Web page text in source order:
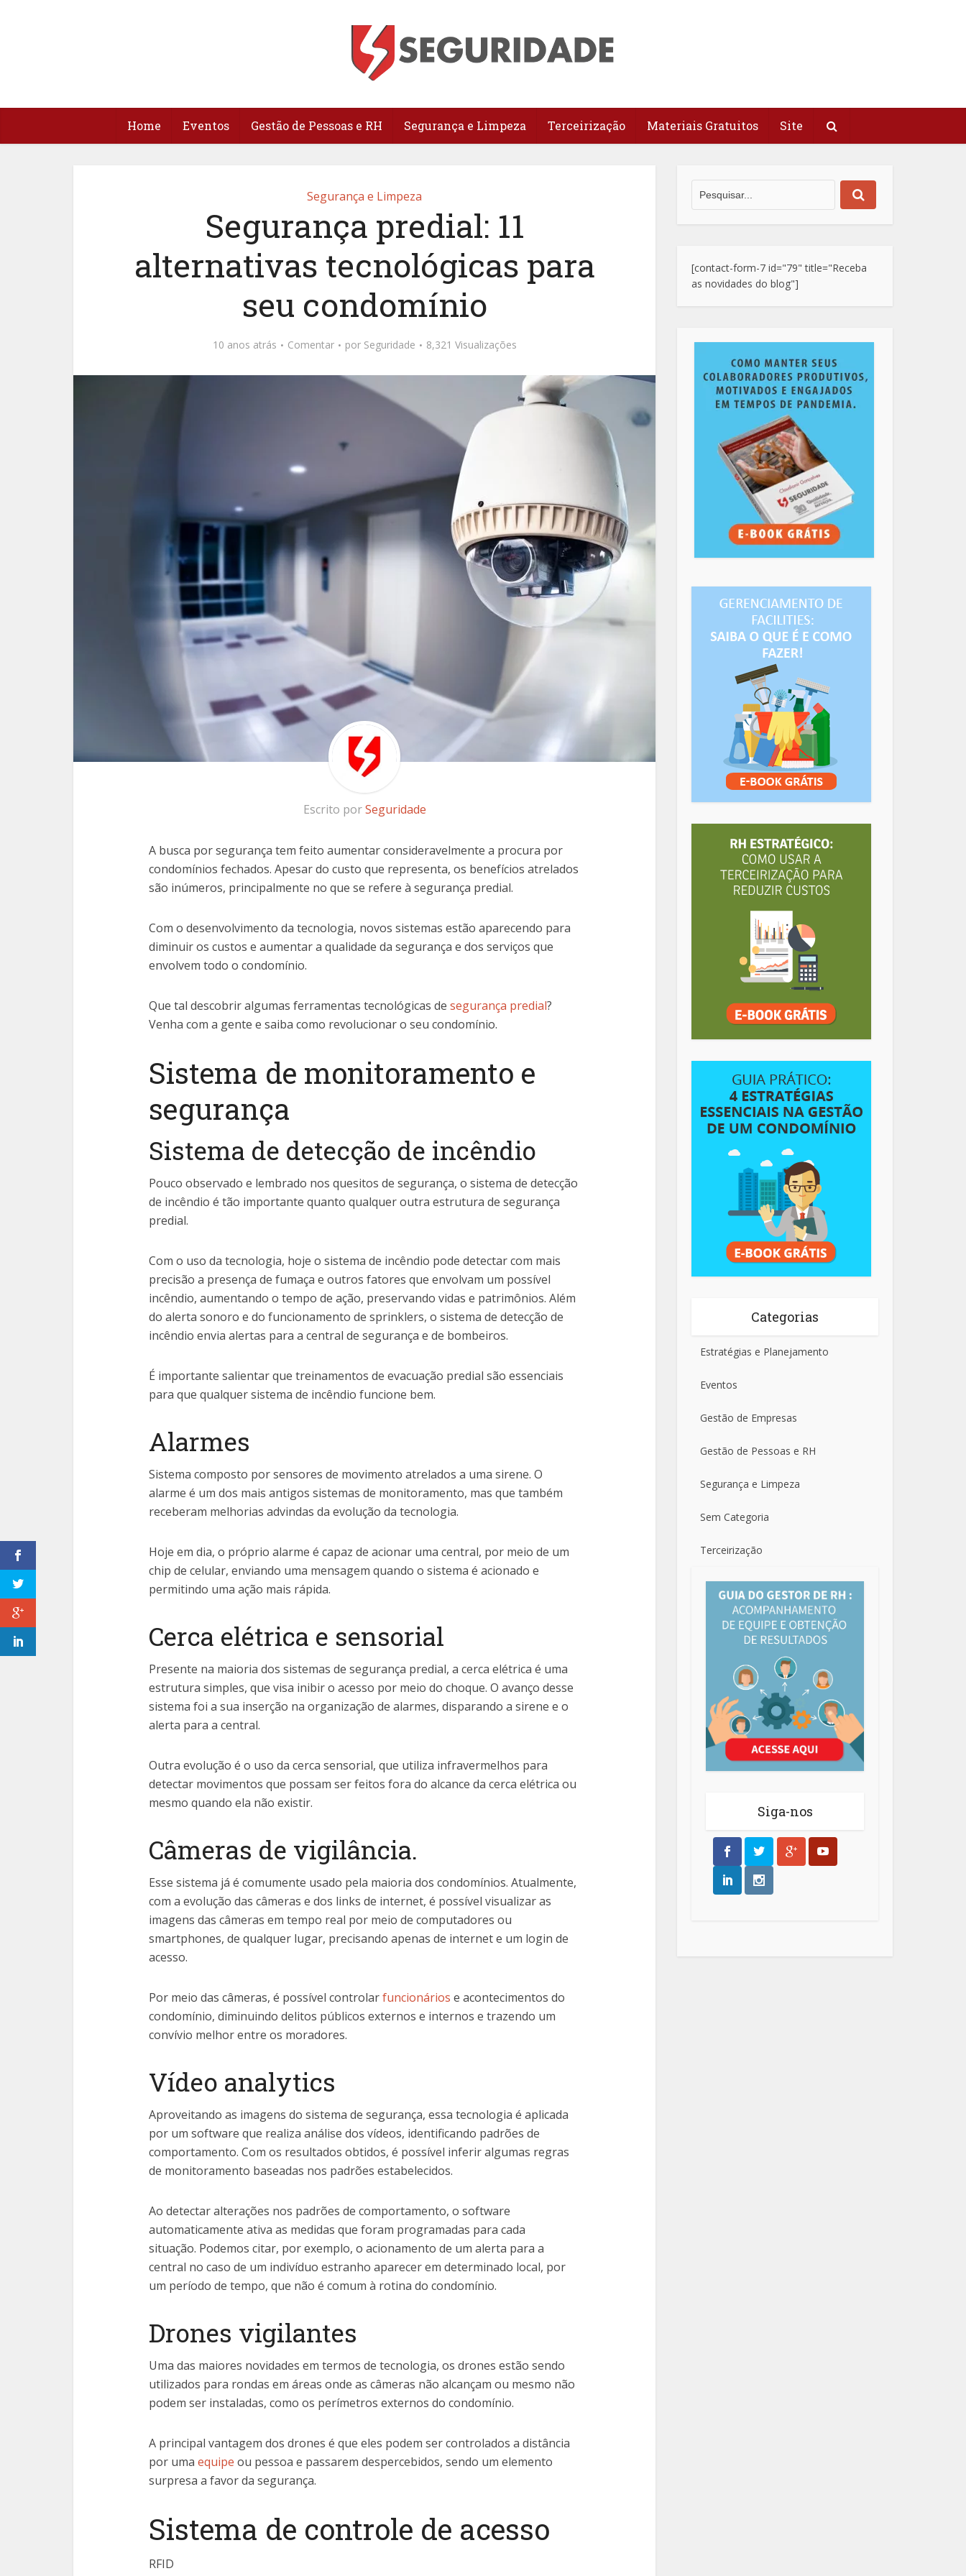
Home Eventos Gestão de Pessoas e RH Segurança e Limpeza Terceirização Materiais Gratuitos Site
Segurança e Limpeza
Segurança predial: 11
alternativas tecnológicas para
seu condomínio
10 anos atrás Comentar por Seguridade 8,321 Visualizações
Escrito porSeguridade
A busca por segurança tem feito aumentar consideravelmente a procura por
condomínios fechados. Apesar do custo que representa, os benefícios atrelados
são inúmeros, principalmente no que se refere à segurança predial.
Com o desenvolvimento da tecnologia, novos sistemas estão aparecendo para
diminuir os custos e aumentar a qualidade da segurança e dos serviços que
envolvem todo o condomínio.
Que tal descobrir algumas ferramentas tecnológicas de segurança predial?
Venha com a gente e saiba como revolucionar o seu condomínio.
Sistema de monitoramento e
segurança
Sistema de detecção de incêndio
Pouco observado e lembrado nos quesitos de segurança, o sistema de detecção
de incêndio é tão importante quanto qualquer outra estrutura de segurança
predial.
Com o uso da tecnologia, hoje o sistema de incêndio pode detectar com mais
precisão a presença de fumaça e outros fatores que envolvam um possível
incêndio, aumentando o tempo de ação, preservando vidas e patrimônios. Além
do alerta sonoro e do funcionamento de sprinklers, o sistema de detecção de
incêndio envia alertas para a central de segurança e de bombeiros.
É importante salientar que treinamentos de evacuação predial são essenciais
para que qualquer sistema de incêndio funcione bem.
Alarmes
Sistema composto por sensores de movimento atrelados a uma sirene. O
alarme é um dos mais antigos sistemas de monitoramento, mas que também
receberam melhorias advindas da evolução da tecnologia.
Hoje em dia, o próprio alarme é capaz de acionar uma central, por meio de um
chip de celular, enviando uma mensagem quando o sistema é acionado e
permitindo uma ação mais rápida.
Cerca elétrica e sensorial
Presente na maioria dos sistemas de segurança predial, a cerca elétrica é uma
estrutura simples, que visa inibir o acesso por meio do choque. O avanço desse
sistema foi a sua inserção na organização de alarmes, disparando a sirene e o
alerta para a central.
Outra evolução é o uso da cerca sensorial, que utiliza infravermelhos para
detectar movimentos que possam ser feitos fora do alcance da cerca elétrica ou
mesmo quando ela não existir.
Câmeras de vigilância.
Esse sistema já é comumente usado pela maioria dos condomínios. Atualmente,
com a evolução das câmeras e dos links de internet, é possível visualizar as
imagens das câmeras em tempo real por meio de computadores ou
smartphones, de qualquer lugar, precisando apenas de internet e um login de
acesso.
Por meio das câmeras, é possível controlarfuncionários e acontecimentos do
condomínio, diminuindo delitos públicos externos e internos e trazendo um
convívio melhor entre os moradores.
Vídeo analytics
Aproveitando as imagens do sistema de segurança, essa tecnologia é aplicada
por um software que realiza análise dos vídeos, identificando padrões de
comportamento. Com os resultados obtidos, é possível inferir algumas regras
de monitoramento baseadas nos padrões estabelecidos.
Ao detectar alterações nos padrões de comportamento, o software
automaticamente ativa as medidas que foram programadas para cada
situação. Podemos citar, por exemplo, o acionamento de um alerta para a
central no caso de um indivíduo estranho aparecer em determinado local, por
um período de tempo, que não é comum à rotina do condomínio.
Drones vigilantes
Uma das maiores novidades em termos de tecnologia, os drones estão sendo
utilizados para rondas em áreas onde as câmeras não alcançam ou mesmo não
podem ser instaladas, como os perímetros externos do condomínio.
A principal vantagem dos drones é que eles podem ser controlados a distância
por uma equipe ou pessoa e passarem despercebidos, sendo um elemento
surpresa a favor da segurança.
Sistema de controle de acesso
RFID
[contact-form-7 id="79" title="Receba
as novidades do blog"]
Categorias
Estratégias e Planejamento
Eventos
Gestão de Empresas
Gestão de Pessoas e RH
Segurança e Limpeza
Sem Categoria
Terceirização
Siga-nos